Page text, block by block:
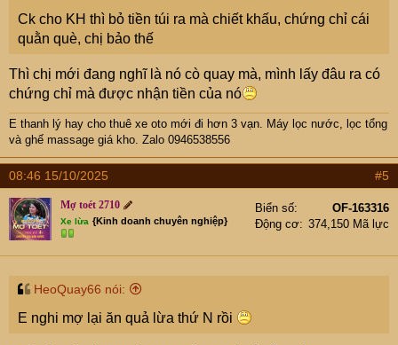
nghề môi giới bđs cũng nên
. Nếu em có chứng chỉ
môi giới có cụ nào nhận em làm đệ không? Em cảm ơn
Ck cho KH thì bỏ tiền túi ra mà chiết khấu, chứng chỉ cái
quằn què, chị bảo thế
Thì chị mới đang nghĩ là nó cò quay mà, mình lấy đâu ra có
chứng chỉ mà được nhận tiền của nó
E thanh lý hay cho thuê xe oto mới đi hơn 3 vạn. Máy lọc nước, lọc tổng
và ghế massage giá kho. Zalo 0946538556
08:46 15/10/2025 #5
Mợ toét 2710
Xe lừa {Kinh doanh chuyên nghiệp}
Biển số
OF-163316
Động cơ
374,150 Mã lực
HeoQuay66 nói:
E nghi mợ lại ăn quả lừa thứ N rồi